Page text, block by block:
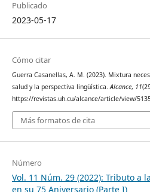
Publicado
2023-05-17
Cómo citar
Guerra Casanellas, A. M. (2023). Mixtura
salud y la perspectiva lingüística.Alcance, 11
https://revistas.uh.cu/alcance/article/view/
Más formatos de cita
Número
Vol. 11 Núm. 29 (2022): Tributo a
en su 75 Aniversario (Parte I)